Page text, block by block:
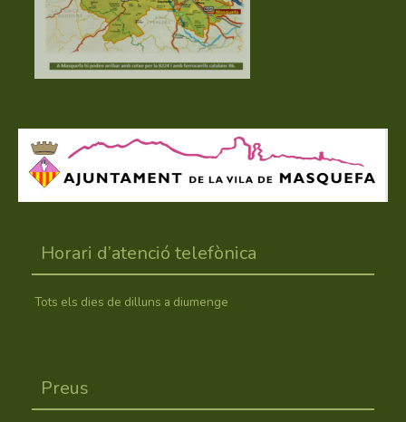
Horari d’atenció telefònica
Tots els dies de dilluns a diumenge
Preus